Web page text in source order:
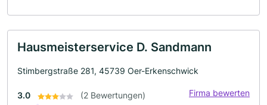
Hausmeisterservice D. Sandmann
Stimbergstraße 281, 45739 Oer-Erkenschwick
3.0 (2 Bewertungen) Firma bewerten